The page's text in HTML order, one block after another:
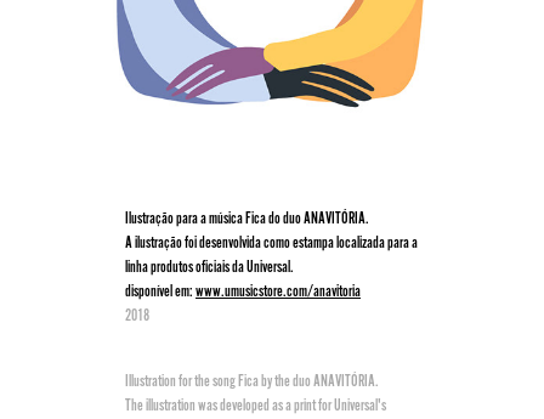
Ilustração para a música Fica do duo ANAVITÓRIA.
A ilustração foi desenvolvida como estampa localizada para a
linha produtos oficiais da Universal.
disponível em:www.umusicstore.com/anavitoria
2018
Illustration for the song Fica by the duo ANAVITÓRIA.
The illustration was developed as a print for Universal's